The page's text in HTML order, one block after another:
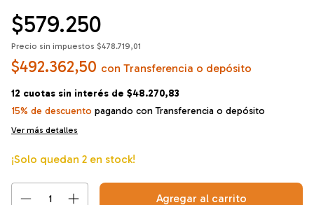
$579.250
Precio sin impuestos $478.719,01
$492.362,50 con Transferencia o depósito
12 cuotas sin interés de $48.270,83
15% de descuento pagando con Transferencia o depósito
Ver más detalles
¡Solo quedan 2 en stock!